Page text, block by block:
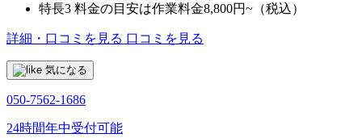
特長3 料金の目安は作業料金8,800円~（税込）
詳細・口コミを見る 口コミを見る
気になる
050-7562-1686
24時間年中受付可能